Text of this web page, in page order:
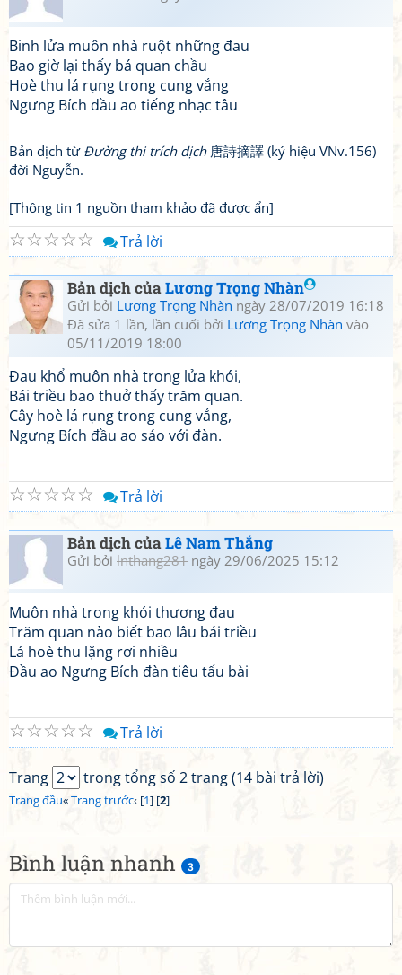
Bình luận nhanh 3
Binh lửa muôn nhà ruột những đau
Bao giờ lại thấy bá quan chầu
Hoè thu lá rụng trong cung vắng
Ngưng Bích đầu ao tiếng nhạc tâu
Bản dịch từ Đường thi trích dịch唐詩摘譯 (ký hiệu VNv.156)
đời Nguyễn.
[Thông tin 1 nguồn tham khảo đã được ẩn]
☆
☆
☆
☆
☆ Trả lời
Bản dịch củaLương Trọng Nhàn
Gửi bởi Lương Trọng Nhàn ngày 28/07/2019 16:18
Đã sửa 1 lần, lần cuối bởi Lương Trọng Nhàn vào
05/11/2019 18:00
Đau khổ muôn nhà trong lửa khói,
Bái triều bao thuở thấy trăm quan.
Cây hoè lá rụng trong cung vắng,
Ngưng Bích đầu ao sáo với đàn.
☆
☆
☆
☆
☆ Trả lời
Bản dịch củaLê Nam Thắng
Gửi bởi lnthang281 ngày 29/06/2025 15:12
Muôn nhà trong khói thương đau
Trăm quan nào biết bao lâu bái triều
Lá hoè thu lặng rơi nhiều
Đầu ao Ngưng Bích đàn tiêu tấu bài
☆
☆
☆
☆
☆ Trả lời
Trang trong tổng số 2 trang (14 bài trả lời)
Trang đầu«Trang trước‹ [1] [2]